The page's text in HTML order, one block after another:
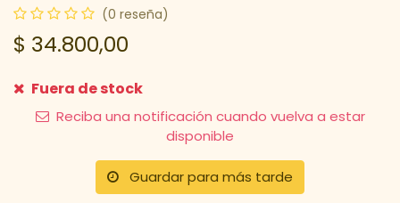
(0 reseña)
$ 34.800,00
Fuera de stock
Reciba una notificación cuando vuelva a estar
disponible
Guardar para más tarde